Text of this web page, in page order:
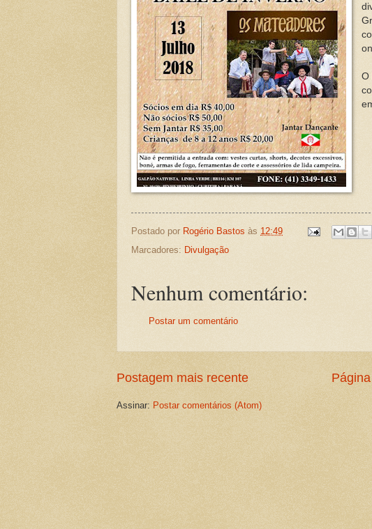
O
Postado por Rogério Bastos às 12:49
Marcadores: Divulgação
Nenhum comentário:
Postar um comentário
Postagem mais recente
Assinar: Postar comentários (Atom)